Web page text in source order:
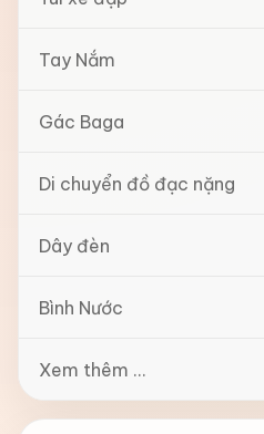
Tay Nắm
Gác Baga
Di chuyển đồ đạc nặng
Dây đèn
Bình Nước
Xem thêm ...